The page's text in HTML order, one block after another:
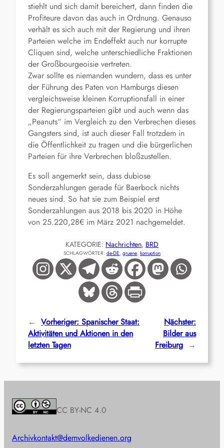
stiehlt und sich damit bereichert, dann finden die
Profiteure davon das auch in Ordnung. Genauso
verhält es sich auch mit der Regierung und ihren
Parteien welche im Endeffekt auch nur korrupte
Cliquen sind, welche unterschiedliche Fraktionen
der Großbourgeoisie vertreten.
Zwar sollte es niemanden wundern, dass es unter
der Führung des Paten von Hamburgs diesen
vergleichsweise kleinen Korruptionsfall in einer
der Regierungsparteien gibt und auch wenn das
„Peanuts“ im Vergleich zu den Verbrechen dieses
Gangsters sind, ist auch dieser Fall trotzdem in
die Öffentlichkeit zu tragen und die bürgerlichen
Parteien für ihre Verbrechen bloßzustellen.
Es soll angemerkt sein, dass dubiose
Sonderzahlungen gerade für Baerbock nichts
neues sind. So hat sie zum Beispiel erst
Sonderzahlungen aus 2018 bis 2020 in Höhe
von 25.220,28€ im März 2021 nachgemeldet.
KATEGORIE: Nachrichten, BRD
SCHLAGWÖRTER: de-DE, gruene, korruption
← Vorheriger: Spanischer Staat:
Aktivitäten und Aktionen in den
letzten Tagen
Nächster:
Bilder aus
Freiburg →
CC BY-NC 4.0
Archivkontakt@demvolkedienen.org